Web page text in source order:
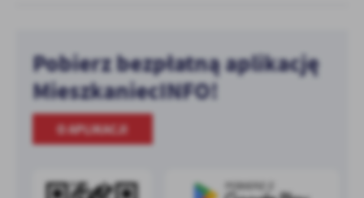
Pobierz bezpłatną aplikację
MieszkaniecINFO!
O APLIKACJI